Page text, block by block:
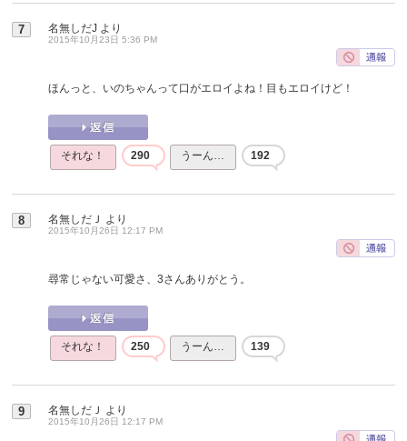
7 名無しだJ より
2015年10月23日 5:36 PM
ほんっと、いのちゃんって口がエロイよね！目もエロイけど！
それな！ 290 うーん… 192
8 名無しだＪ より
2015年10月26日 12:17 PM
尋常じゃない可愛さ、3さんありがとう。
それな！ 250 うーん… 139
9 名無しだＪ より
2015年10月26日 12:17 PM